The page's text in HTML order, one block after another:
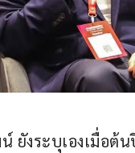
ยังระบุเองเมื่อต้